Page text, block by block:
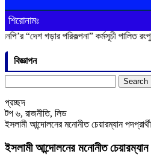
শিরোনামঃ
গড়ার পরিকল্পনা” কর্মসূচী পালিত রংপুর জেলা
বিজ্ঞাপন
for:
প্রচ্ছদ
টপ ৬, রাজনীতি, লিড
ইসলামী আন্দোলনের মনোনীত চেয়ারম্যান
ইসলামী আন্দোলনের মনোনীত চেয়ারম্যান